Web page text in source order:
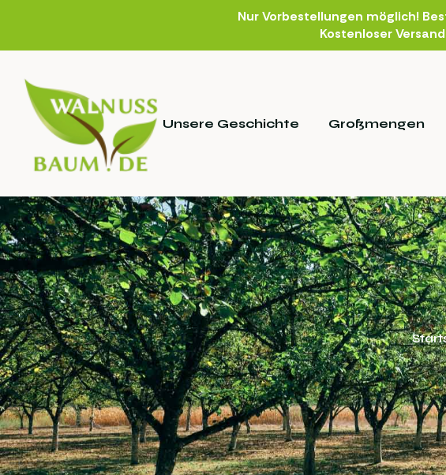
Nur Vorbestellungen möglich!
Kostenloser
Unsere Geschichte Großmengen